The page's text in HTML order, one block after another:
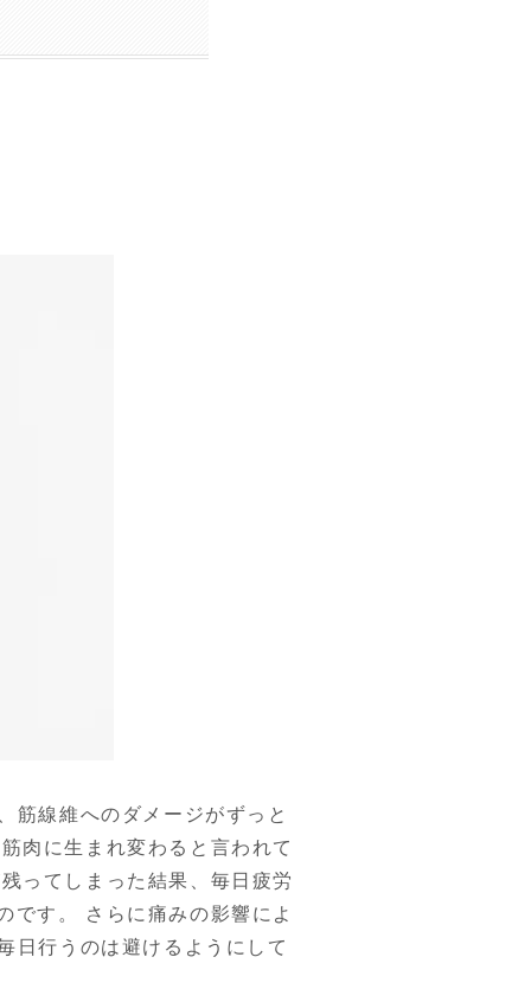
筋線維へのダメージがずっと
肉に生まれ変わると言われて
ってしまった結果、毎日疲労
です。 さらに痛みの影響によ
日行うのは避けるようにして